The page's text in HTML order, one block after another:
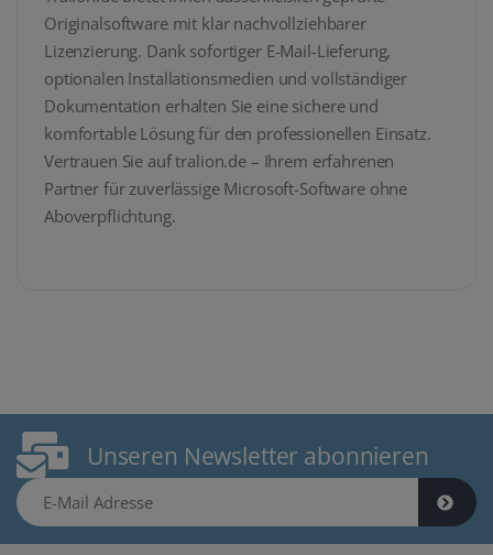
Originalsoftware mit klar nachvollziehbarer
Lizenzierung. Dank sofortiger E-Mail-Lieferung,
optionalen Installationsmedien und vollständiger
Dokumentation erhalten Sie eine sichere und
komfortable Lösung für den professionellen Einsatz.
Vertrauen Sie auf tralion.de – Ihrem erfahrenen
Partner für zuverlässige Microsoft-Software ohne
Aboverpflichtung.
Unseren Newsletter abonnieren
E-Mail Adresse